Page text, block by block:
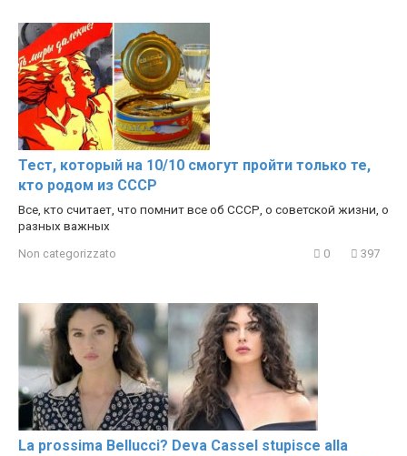
Тест, который на 10/10 смогут пройти только те,
кто родом из СССР
Все, кто считает, что помнит все об СССР, о советской жизни, о
разных важных
Non categorizzato 0 397
La prossima Bellucci? Deva Cassel stupisce alla